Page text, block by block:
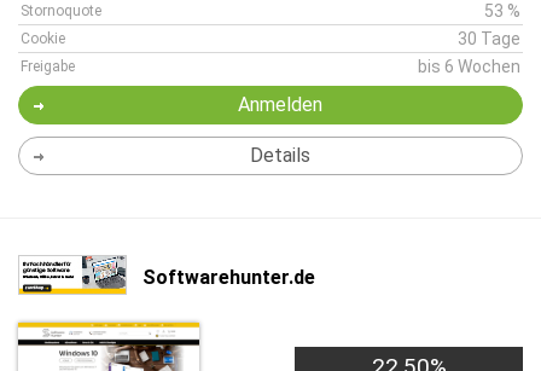
Stornoquote 53 %
Cookie 30 Tage
Freigabe bis 6 Wochen
Anmelden
Details
Softwarehunter.de